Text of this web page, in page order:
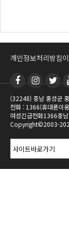
개인정보처리방침
(32248) 충남 홍성군
전화 : 1366(휴대폰이
여성긴급전화1366충
Copyright©2003-2025